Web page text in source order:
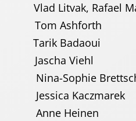
Litvak, Rafael
Ashforth
Badaoui
Jascha Viehl
Sophie
Jessica Kaczmarek
Anne Heinen